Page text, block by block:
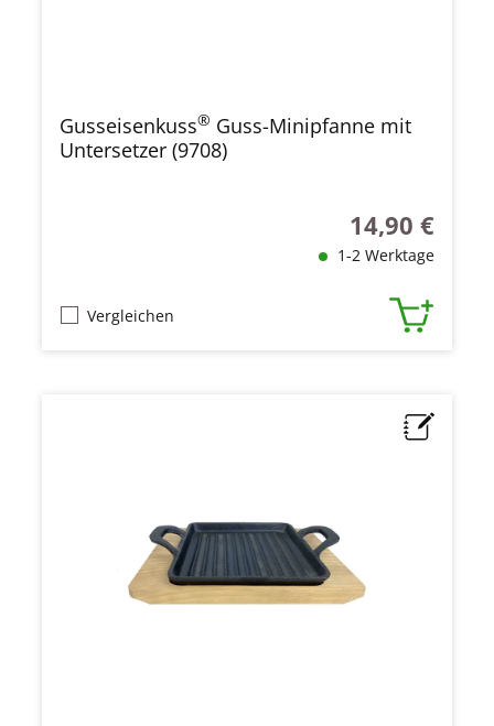
Gusseisenkuss® Guss-Minipfanne mit
Untersetzer (9708)
Regulärer Preis:
14,90 €
1-2 Werktage
Vergleichen